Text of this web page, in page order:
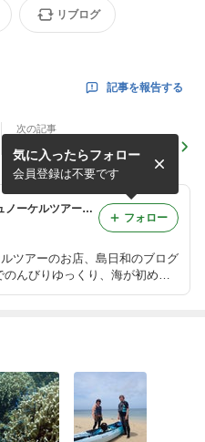
リブログ
記事を報告する
次の記事
半日シーカヤックファミリー
プライベートツアー
宮古島シーカヤックとシュノーケルツアーの島日和
ツアーのお店、島日和のブログ
んびりゆっくり、海が初めて
ご家族も、いろんな世代の方々
気に入ったらフォロー
会員登録は不要です
フォロー